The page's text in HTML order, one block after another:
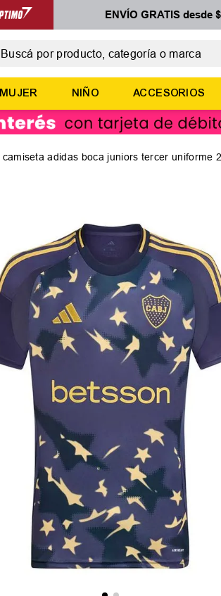
ENVÍO GRATIS desde
MUJER NIÑO ACCESORIOS
camiseta adidas boca juniors tercer uniforme
TÉRMINOS MÁS BUSCADOS
2.
zapatillas
3.
basquet